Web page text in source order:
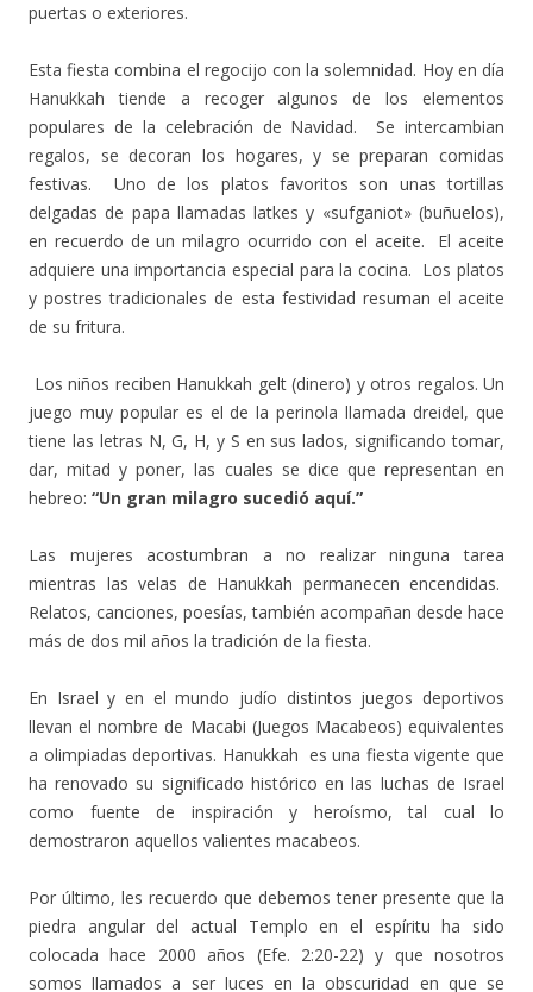
puertas o exteriores.
Esta fiesta combina el regocijo con la solemnidad. Hoy en día
Hanukkah tiende a recoger algunos de los elementos
populares de la celebración de Navidad. Se intercambian
regalos, se decoran los hogares, y se preparan comidas
festivas. Uno de los platos favoritos son unas tortillas
delgadas de papa llamadas latkes y «sufganiot» (buñuelos),
en recuerdo de un milagro ocurrido con el aceite. El aceite
adquiere una importancia especial para la cocina. Los platos
y postres tradicionales de esta festividad resuman el aceite
de su fritura.
Los niños reciben Hanukkah gelt (dinero) y otros regalos. Un
juego muy popular es el de la perinola llamada dreidel, que
tiene las letras N, G, H, y S en sus lados, significando tomar,
dar, mitad y poner, las cuales se dice que representan en
hebreo: “Un gran milagro sucedió aquí.”
Las mujeres acostumbran a no realizar ninguna tarea
mientras las velas de Hanukkah permanecen encendidas.
Relatos, canciones, poesías, también acompañan desde hace
más de dos mil años la tradición de la fiesta.
En Israel y en el mundo judío distintos juegos deportivos
llevan el nombre de Macabi (Juegos Macabeos) equivalentes
a olimpiadas deportivas. Hanukkah es una fiesta vigente que
ha renovado su significado histórico en las luchas de Israel
como fuente de inspiración y heroísmo, tal cual lo
demostraron aquellos valientes macabeos.
Por último, les recuerdo que debemos tener presente que la
piedra angular del actual Templo en el espíritu ha sido
colocada hace 2000 años (Efe. 2:20-22) y que nosotros
somos llamados a ser luces en la obscuridad en que se